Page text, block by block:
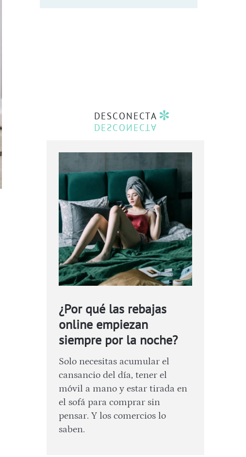
DESCONECTA
¿Por qué las rebajas
online empiezan
siempre por la noche?
Solo necesitas acumular el
cansancio del día, tener el
móvil a mano y estar tirada en
el sofá para comprar sin
pensar. Y los comercios lo
saben.